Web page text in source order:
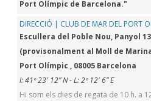
Port Olímpic de Barcelona."
DIRECCIÓ | CLUB DE MAR DEL PORT
Escullera del Poble Nou, Panyol 13
(provisonalment al Moll de
Port Olímpic , 08005 Barcelona
l: 41º 23′ 12” N - L: 2º 12′ 6” E
Hi som els dies de regata de 10 h. a